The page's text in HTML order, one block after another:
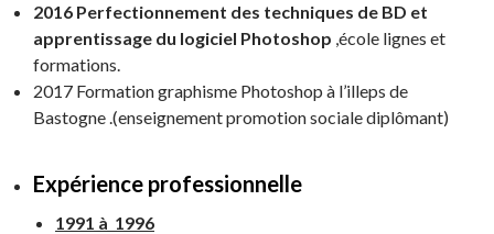
2016 Perfectionnement des techniques de BD et
apprentissage du logiciel Photoshop ,école lignes et
formations.
2017 Formation graphisme Photoshop à l’illeps de
Bastogne .(enseignement promotion sociale diplômant)
Expérience professionnelle
1991 à 1996